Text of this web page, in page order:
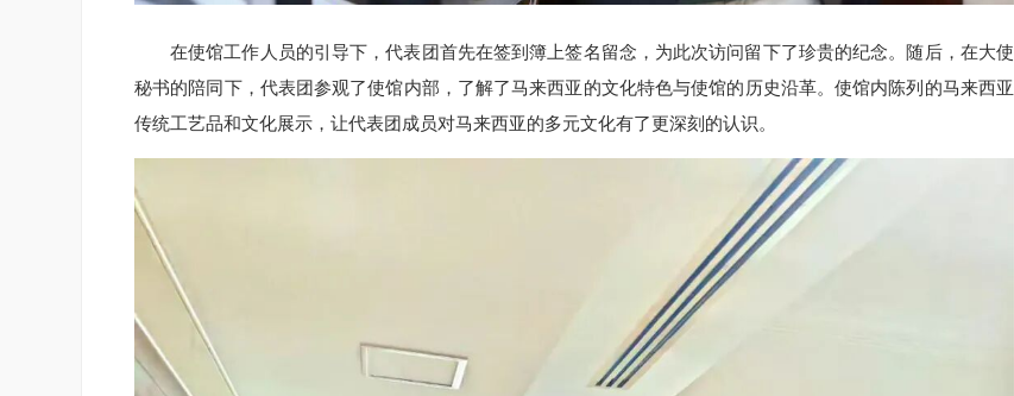
在使馆工作人员的引导下，代表团首先在签到簿上签名留念，为此次访问留下了珍贵的纪念。随后，在大使
秘书的陪同下，代表团参观了使馆内部，了解了马来西亚的文化特色与使馆的历史沿革。使馆内陈列的马来西亚
传统工艺品和文化展示，让代表团成员对马来西亚的多元文化有了更深刻的认识。